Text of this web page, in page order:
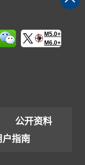
M5.0+
M6.0+
公开资料
户指南